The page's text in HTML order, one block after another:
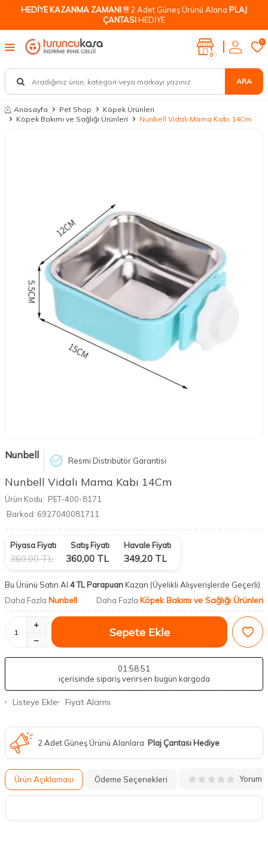
HEDİYE KAZANMA ZAMANI !!! 2 Adet Güneş Ürünü Alana PLAJ
ÇANTASIHEDİYE
ARA
0
0
Anasayfa Pet Shop
Köpek Ürünleri
Köpek Bakımı ve Sağlığı Ürünleri
Nunbell Vidalı Mama Kabı 14Cm
Nunbell Resmi Distribütör Garantisi
Nunbell Vidalı Mama Kabı 14Cm
Ürün Kodu: PET-400-8171
Barkod: 6927040081711
Piyasa Fiyatı
360,00TL
Satış Fiyatı
360,00 TL
Havale Fiyatı
349,20 TL
Bu Ürünü Satın Al 4 TL ParapuanKazan (Üyelikli Alışverişlerde Geçerli)
Daha Fazla Nunbell Daha Fazla Köpek Bakımı ve Sağlığı Ürünleri
Sepete Ekle
01 :58:51
içerisinde sipariş verirsen bugün kargoda
Listeye Ekle Fiyat Alarmı
2 Adet Güneş Ürünü Alanlara Plaj Çantası Hediye
Ürün Açıklaması Ödeme Seçenekleri Yorum